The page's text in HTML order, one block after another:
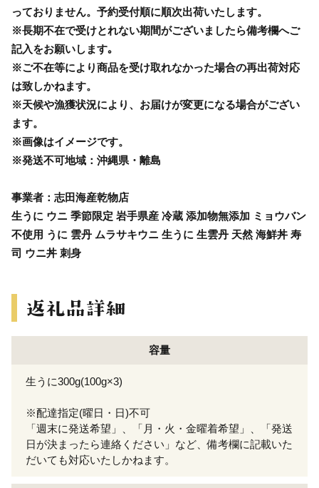
っておりません。予約受付順に順次出荷いたします。
※長期不在で受けとれない期間がございましたら備考欄へご
記入をお願いします｡
※ご不在等により商品を受け取れなかった場合の再出荷対応
は致しかねます。
※天候や漁獲状況により、お届けが変更になる場合がござい
ます。
※画像はイメージです。
※発送不可地域：沖縄県・離島
事業者：志田海産乾物店
生うに ウニ 季節限定 岩手県産 冷蔵 添加物無添加 ミョウバン
不使用 うに 雲丹 ムラサキウニ 生うに 生雲丹 天然 海鮮丼 寿
司 ウニ丼 刺身
容量
生うに300g(100g×3)
※配達指定(曜日・日)不可
「週末に発送希望」、「月・火・金曜着希望」、「発送
日が決まったら連絡ください」など、備考欄に記載いた
だいても対応いたしかねます。